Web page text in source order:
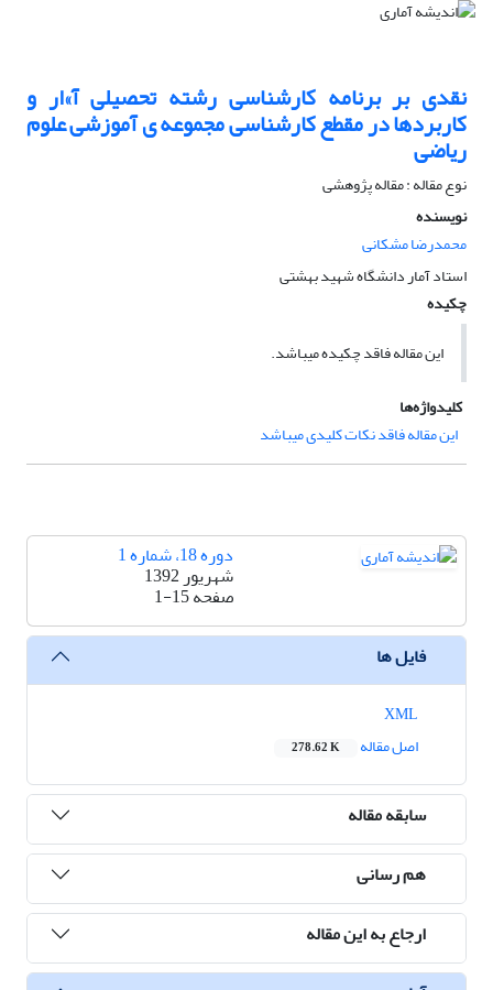
نقدی بر برنامه کارشناسی رشته تحصیلی آ»ار و
کاربردها در مقطع کارشناسی مجموعه ی آموزشی علوم
ریاضی
نوع مقاله : مقاله پژوهشی
نویسنده
محمدرضا مشکانی
استاد آمار دانشگاه شهید بهشتی
چکیده
این مقاله فاقد چکیده می​باشد.
کلیدواژه‌ها
این مقاله فاقد نکات کلیدی می​باشد
دوره 18، شماره 1
شهریور 1392
صفحه1-15
فایل ها
اصل مقاله
278.62 K
سابقه مقاله
هم رسانی
ارجاع به این مقاله